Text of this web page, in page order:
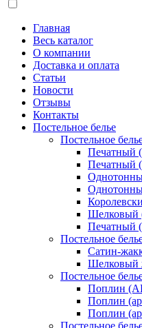
Главная
Весь каталог
О компании
Доставка и оплата
Статьи
Новости
Отзывы
Контакты
Постельное белье
Постельное
Печатный
Печатный
Шелковый
Печатный
Постельное
Сатин-
Шелковый
Постельное
Поплин
Поплин
Поплин
Постельное